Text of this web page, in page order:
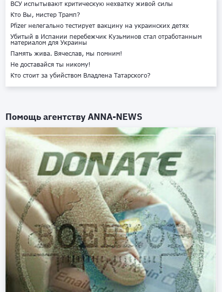
ВСУ испытывают критическую нехватку живой силы
Кто Вы, мистер Трамп?
Pfizer нелегально тестирует вакцину на украинских детях
Убитый в Испании перебежчик Кузьминов стал отработанным
материалом для Украины
Память жива. Вячеслав, мы помним!
Не доставайся ты никому!
Кто стоит за убийством Владлена Татарского?
Помощь агентствуANNA-NEWS